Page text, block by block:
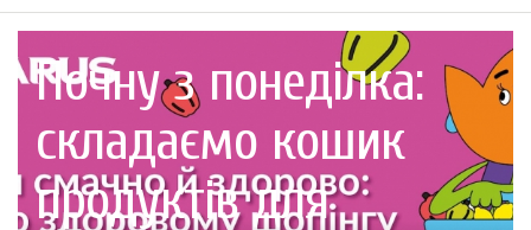
Почну з понеділка:
складаємо кошик
продуктів для